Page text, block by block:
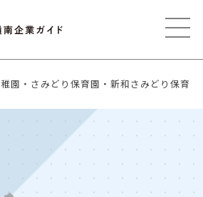
園・さみどり保育園・新和さみどり保育